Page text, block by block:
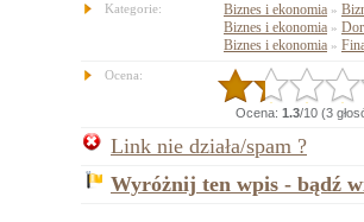
Kategorie: Biznes i ekonomia »
Biznes i ekonomia »
Biznes i ekonomia »
Ocena:
Ocena: 1.3/10 (3
Link nie działa/spam ?
Wyróżnij ten wpis - bądź